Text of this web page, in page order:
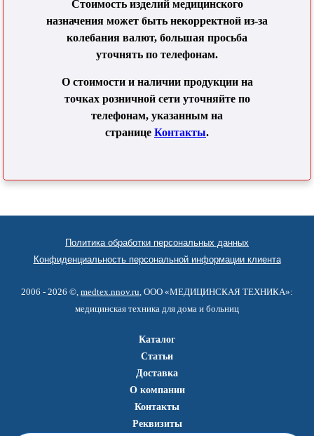
Стоимость изделий медицинского
назначения может быть некорректной из-за
колебания валют, большая просьба
уточнять по телефонам.
О стоимости и наличии продукции на
точках розничной сети уточняйте по
телефонам, указанным на
странице Контакты.
Политика обработки персональных данных
Конфиденциальность персональной информации клиента
2006 - 2026 ©, medtex.nnov.ru , ООО «МЕДИЦИНСКАЯ ТЕХНИКА»:
медицинская техника для дома и больниц
Каталог
Статьи
Доставка
О компании
Контакты
Реквизиты